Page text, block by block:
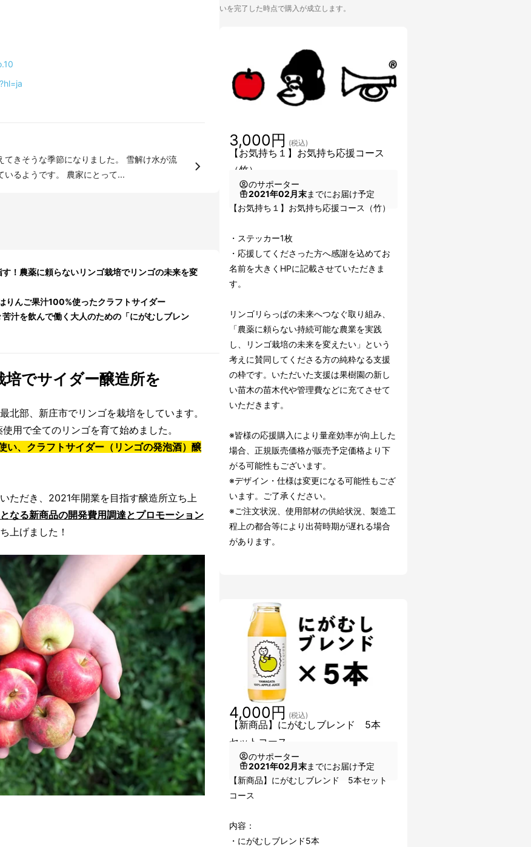
きそうな季節になりました。 雪解け水が流
いるようです。 農家にとって...
！農薬に頼らないリンゴ栽培でリンゴの未来を変
りんご果汁100%使ったクラフトサイダー
汁を飲んで働く大人のための「にがむしブレン
でサイダー醸造所を
北部、新庄市でリンゴを栽培をしています。
用で全てのリンゴを育て始めました。
い、クラフトサイダー（リンゴの発泡酒）醸
ただき、2021年開業を目指す醸造所立ち上
なる新商品の開発費用調達とプロモーション
上げました！
いを完了した時点で購入が成立します。
【お気持ち１】お気持ち応援コース
（竹）
3,000円 (税込)
のサポーター
2021年02月末までにお届け予定
【お気持ち１】お気持ち応援コース（竹）
・ステッカー1枚
・応援してくださった方へ感謝を込めてお
名前を大きくHPに記載させていただきま
す。
リンゴリらっぱの未来へつなぐ取り組み、
「農薬に頼らない持続可能な農業を実践
し、リンゴ栽培の未来を変えたい」という
考えに賛同してくださる方の純粋なる支援
の枠です。いただいた支援は果樹園の新し
い苗木の苗木代や管理費などに充てさせて
いただきます。
※皆様の応援購入により量産効率が向上した
場合、正規販売価格が販売予定価格より下
がる可能性もございます。
※デザイン・仕様は変更になる可能性もござ
います。ご了承ください。
※ご注文状況、使用部材の供給状況、製造工
程上の都合等により出荷時期が遅れる場合
があります。
【新商品】にがむしブレンド 5本
セットコース
4,000円 (税込)
のサポーター
2021年02月末までにお届け予定
【新商品】にがむしブレンド 5本セット
コース
内容：
・にがむしブレンド5本